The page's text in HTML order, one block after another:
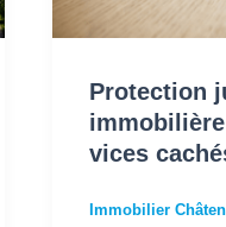
Protection
vices
Immobilier
&
cachés